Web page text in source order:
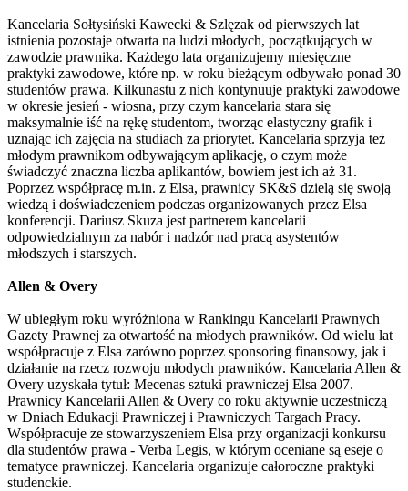
Kancelaria Sołtysiński Kawecki & Szlęzak od pierwszych lat
istnienia pozostaje otwarta na ludzi młodych, początkujących w
zawodzie prawnika. Każdego lata organizujemy miesięczne
praktyki zawodowe, które np. w roku bieżącym odbywało ponad 30
studentów prawa. Kilkunastu z nich kontynuuje praktyki zawodowe
w okresie jesień - wiosna, przy czym kancelaria stara się
maksymalnie iść na rękę studentom, tworząc elastyczny grafik i
uznając ich zajęcia na studiach za priorytet. Kancelaria sprzyja też
młodym prawnikom odbywającym aplikację, o czym może
świadczyć znaczna liczba aplikantów, bowiem jest ich aż 31.
Poprzez współpracę m.in. z Elsa, prawnicy SK&S dzielą się swoją
wiedzą i doświadczeniem podczas organizowanych przez Elsa
konferencji. Dariusz Skuza jest partnerem kancelarii
odpowiedzialnym za nabór i nadzór nad pracą asystentów
młodszych i starszych.
Allen & Overy
W ubiegłym roku wyróżniona w Rankingu Kancelarii Prawnych
Gazety Prawnej za otwartość na młodych prawników. Od wielu lat
współpracuje z Elsa zarówno poprzez sponsoring finansowy, jak i
działanie na rzecz rozwoju młodych prawników. Kancelaria Allen &
Overy uzyskała tytuł: Mecenas sztuki prawniczej Elsa 2007.
Prawnicy Kancelarii Allen & Overy co roku aktywnie uczestniczą
w Dniach Edukacji Prawniczej i Prawniczych Targach Pracy.
Współpracuje ze stowarzyszeniem Elsa przy organizacji konkursu
dla studentów prawa - Verba Legis, w którym oceniane są eseje o
tematyce prawniczej. Kancelaria organizuje całoroczne praktyki
studenckie.